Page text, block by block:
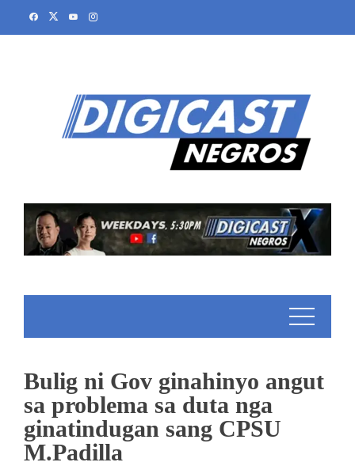
Bulig ni Gov ginahinyo angut
sa problema sa duta nga
ginatindugan sang CPSU
M.Padilla